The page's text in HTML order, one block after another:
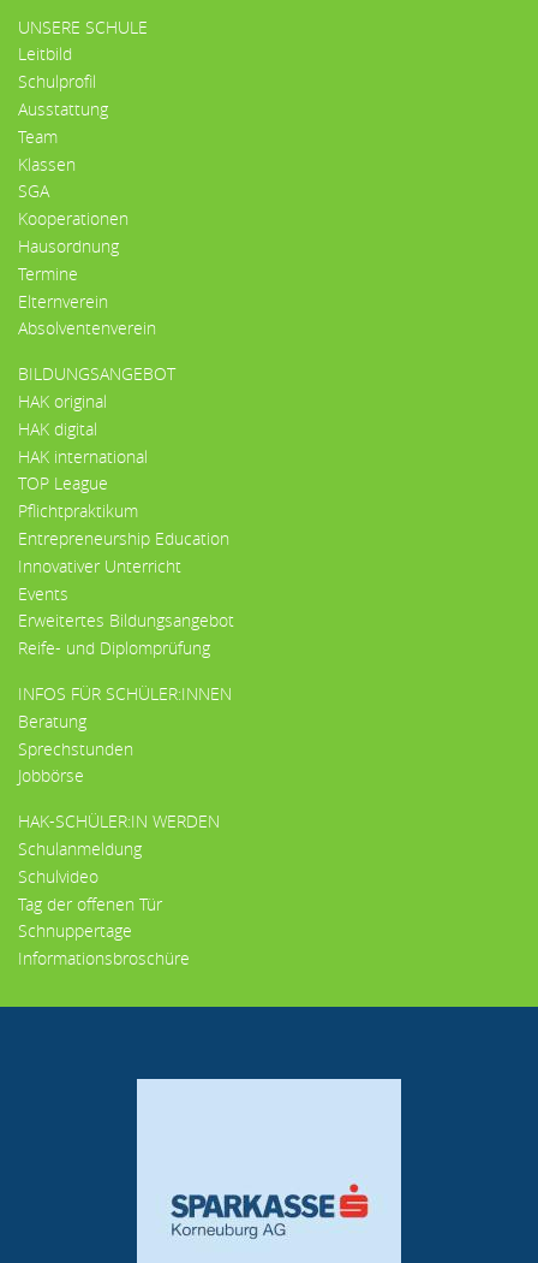
UNSERE SCHULE
Leitbild
Schulprofil
Ausstattung
Team
Klassen
SGA
Kooperationen
Hausordnung
Termine
Elternverein
Absolventenverein
BILDUNGSANGEBOT
HAK original
HAK digital
HAK international
TOP League
Pflichtpraktikum
Entrepreneurship Education
Innovativer Unterricht
Events
Erweitertes Bildungsangebot
Reife- und Diplomprüfung
INFOS FÜR SCHÜLER:INNEN
Beratung
Sprechstunden
Jobbörse
HAK-SCHÜLER:IN WERDEN
Schulanmeldung
Schulvideo
Tag der offenen Tür
Schnuppertage
Informationsbroschüre